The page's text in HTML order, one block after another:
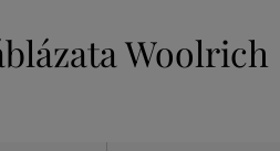
Woolrich